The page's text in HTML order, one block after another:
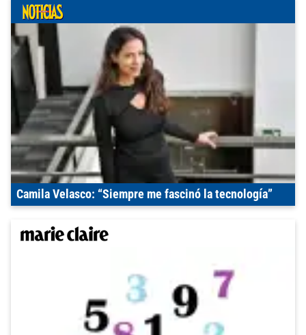
Camila Velasco: “Siempre me fascinó la tecnología”